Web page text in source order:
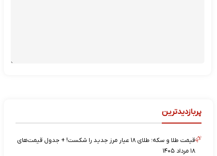
پربازدیدترین
قیمت طلا و سکه؛ طلای ۱۸ عیار مرز جدید را شکست! + جدول قیمت‌های
۱۸ مرداد ۱۴۰۵